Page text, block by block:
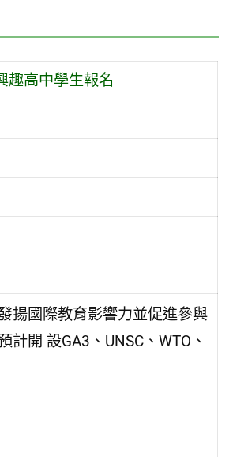
趣高中學生報名
揚國際教育影響力並促進參與
開 設GA3、UNSC、WTO、